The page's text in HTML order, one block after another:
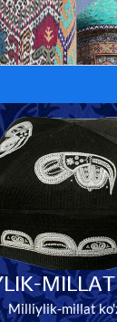
Milliylik-millat